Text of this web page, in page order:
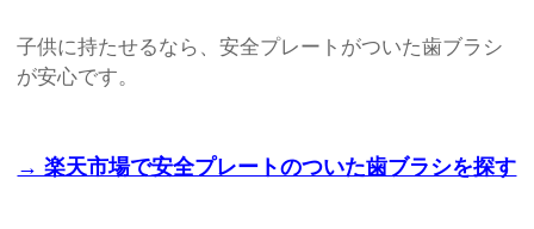
子供に持たせるなら、安全プレートがついた歯ブラシ
が安心です。
→ 楽天市場で安全プレートのついた歯ブラシを探す